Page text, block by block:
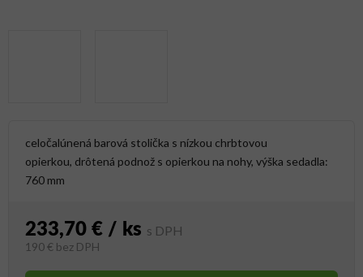
celočalúnená barová stolička s nízkou chrbtovou
opierkou, drôtená podnož s opierkou na nohy, výška sedadla:
760 mm
233,70 € / ks
190 € bez DPH